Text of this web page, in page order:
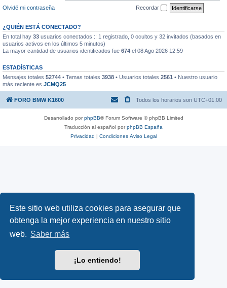
Este sitio web utiliza cookies para asegurar que
obtenga la mejor experiencia en nuestro sitio
web. Saber más
¡Lo entiendo!
Olvidé mi contraseña
Recordar
¿QUIÉN ESTÁ CONECTADO?
En total hay 33 usuarios conectados :: 1 registrado, 0 ocultos y 32 invitados (basados en
usuarios activos en los últimos 5 minutos)
La mayor cantidad de usuarios identificados fue 674 el 08 Ago 2026 12:59
ESTADÍSTICAS
Mensajes totales 52744 • Temas totales 3938 • Usuarios totales 2561 • Nuestro usuario
más reciente es JCMQ25
FORO BMW K1600 Todos los horarios son UTC+01:00
Desarrollado porphpBB® Forum Software © phpBB Limited
Traducción al español porphpBB España
Privacidad | Condiciones Aviso Legal